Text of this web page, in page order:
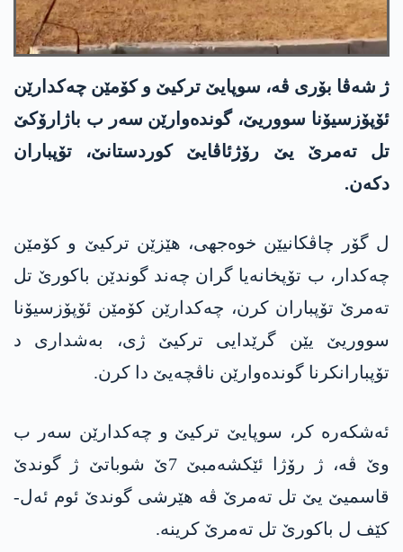
ژ شەڤا بۆری ڤە، سوپایێ ترکیێ و کۆمێن چەکدارێن
ئۆپۆزسیۆنا سووریێ، گوندەوارێن سەر ب باژارۆکێ
تل تەمرێ یێ رۆژئاڤایێ کوردستانێ، تۆپباران
دکه‌ن.
ل گۆر چاڤکانیێن خوەجھی، ھێزێن ترکیێ و کۆمێن
چەکدار، ب تۆپخانەیا گران چەند گوندێن باکورێ تل
تەمرێ تۆپباران کرن، چەکدارێن کۆمێن ئۆپۆزسیۆنا
سووریێ یێن گرێدایی ترکیێ ژی، بەشداری د
تۆپبارانکرنا گوندەوارێن ناڤچەیێ دا کرن.
ئه‌شكه‌ره‌ كر، سوپایێ ترکیێ و چەکدارێن سەر ب
وێ ڤە، ژ رۆژا ئێكشه‌مبێ 7ێ شوباتێ ژ گوندێ
قاسمیێ یێ تل تەمرێ ڤە هێرشی گوندێ ئوم ئەل-
کێف ل باکورێ تل تەمرێ کرینە.